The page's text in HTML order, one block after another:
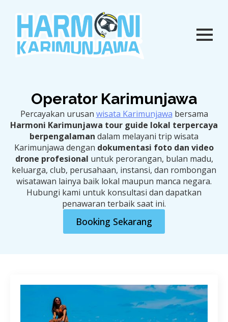
Operator Karimunjawa
Percayakan urusan wisata Karimunjawa bersama
Harmoni Karimunjawa tour guide lokal terpercaya
berpengalaman dalam melayani trip wisata
Karimunjawa dengan dokumentasi foto dan video
drone profesional untuk perorangan, bulan madu,
keluarga, club, perusahaan, instansi, dan rombongan
wisatawan lainya baik lokal maupun manca negara.
Hubungi kami untuk konsultasi dan dapatkan
penawaran terbaik saat ini.
Booking Sekarang